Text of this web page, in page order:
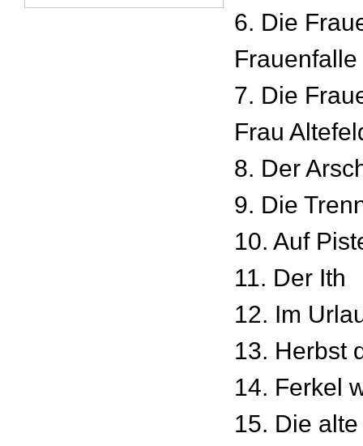
6. Die
Frauenfalle
7. Die
Frau
8. Der
9. Die
10. Auf
11. Der Ith
12. Im
13. Herbst
14. Ferkel
15. Die